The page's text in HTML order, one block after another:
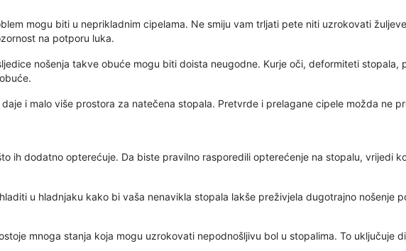
mogu biti u neprikladnim cipelama. Ne smiju vam trljati pete niti uzrokovati
na potporu luka.
nošenja takve obuće mogu biti doista neugodne. Kurje oči, deformiteti stopala,
i malo više prostora za natečena stopala. Pretvrde i prelagane cipele možda ne
ih dodatno opterećuje. Da biste pravilno rasporedili opterećenje na stopalu, vrijedi
u hladnjaku kako bi vaša nenavikla stopala lakše preživjela dugotrajno nošenje
mnoga stanja koja mogu uzrokovati nepodnošljivu bol u stopalima. To uključuje